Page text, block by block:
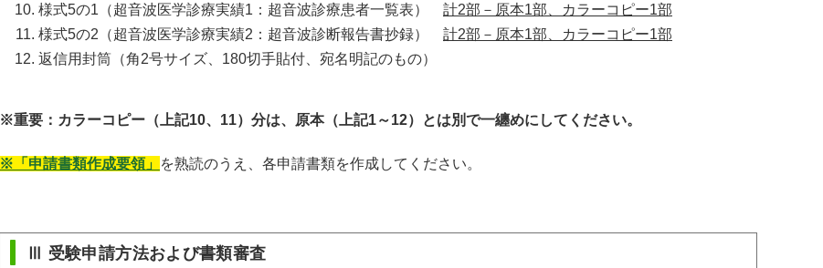
様式5の1（超音波医学診療実績1：超音波診療患者一覧表） 計2部－原本1部、カラーコピー1部
様式5の2（超音波医学診療実績2：超音波診断報告書抄録） 計2部－原本1部、カラーコピー1部
返信用封筒（角2号サイズ、180切手貼付、宛名明記のもの）
※重要：カラーコピー（上記10、11）分は、原本（上記1～12）とは別で一纏めにしてください。
※「申請書類作成要領」 を熟読のうえ、各申請書類を作成してください。
Ⅲ 受験申請方法および書類審査